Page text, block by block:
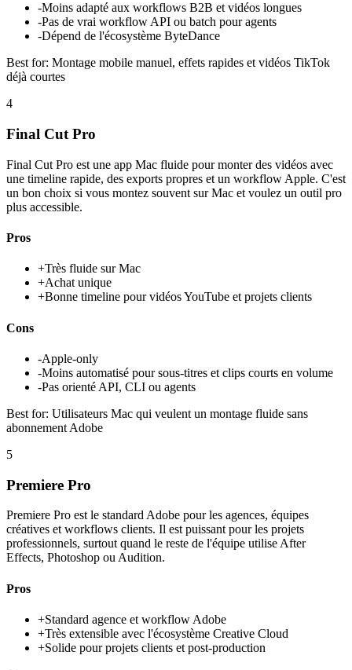
-Moins adapté aux workflows B2B et vidéos longues
-Pas de vrai workflow API ou batch pour agents
-Dépend de l'écosystème ByteDance
Best for: Montage mobile manuel, effets rapides et vidéos TikTok
déjà courtes
4
Final Cut Pro
Final Cut Pro est une app Mac fluide pour monter des vidéos avec
une timeline rapide, des exports propres et un workflow Apple. C'est
un bon choix si vous montez souvent sur Mac et voulez un outil pro
plus accessible.
Pros
+Très fluide sur Mac
+Achat unique
+Bonne timeline pour vidéos YouTube et projets clients
Cons
-Apple-only
-Moins automatisé pour sous-titres et clips courts en volume
-Pas orienté API, CLI ou agents
Best for: Utilisateurs Mac qui veulent un montage fluide sans
abonnement Adobe
5
Premiere Pro
Premiere Pro est le standard Adobe pour les agences, équipes
créatives et workflows clients. Il est puissant pour les projets
professionnels, surtout quand le reste de l'équipe utilise After
Effects, Photoshop ou Audition.
Pros
+Standard agence et workflow Adobe
+Très extensible avec l'écosystème Creative Cloud
+Solide pour projets clients et post-production